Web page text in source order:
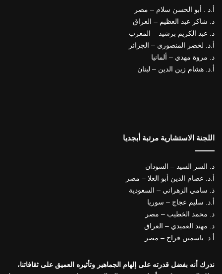
أ.د . أبو الحسن سلام – مصر
د. شاكر عبد العظيم – العراق
د. عبد الكريم برشيد – المغرب
أ.د. لخضر المنصوري – الجزائر
د. مروة مهدي – ألمانيا
أ.د. هشام زين الدين – لبنان
اللجنة الاستشارية مرتبة أبجديا
ذ. السر السيد – السودان
أ.د. عصام الدين أبو العلا – مصر
ذ. سامي الزهراني – السعودية
أ.د. سليم عجاج – سوريا
د. محمد الخطيب – مصر
د. مهند العميدي – العراق
أ.د. ياسمين فراج – مصر
ندرك أنه بفضل قدرته على إلهام الجماهير وتأثيره العميق على ثقافاتنا،